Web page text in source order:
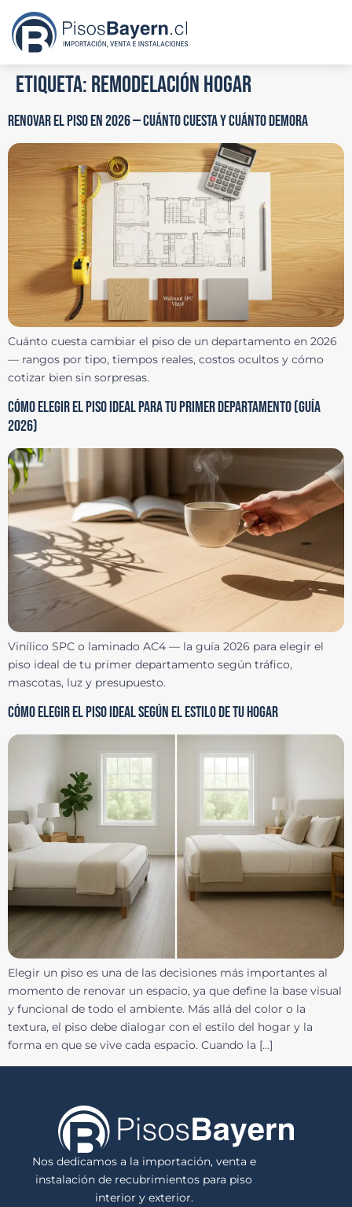
Etiqueta:remodelación hogar
RENOVAR EL PISO EN 2026 — CUÁNTO CUESTA Y CUÁNTO DEMORA
Cuánto cuesta cambiar el piso de un departamento en 2026
— rangos por tipo, tiempos reales, costos ocultos y cómo
cotizar bien sin sorpresas.
CÓMO ELEGIR EL PISO IDEAL PARA TU PRIMER DEPARTAMENTO (GUÍA
2026)
Vinílico SPC o laminado AC4 — la guía 2026 para elegir el
piso ideal de tu primer departamento según tráfico,
mascotas, luz y presupuesto.
CÓMO ELEGIR EL PISO IDEAL SEGÚN EL ESTILO DE TU HOGAR
Elegir un piso es una de las decisiones más importantes al
momento de renovar un espacio, ya que define la base visual
y funcional de todo el ambiente. Más allá del color o la
textura, el piso debe dialogar con el estilo del hogar y la
forma en que se vive cada espacio. Cuando la […]
Nos dedicamos a la importación, venta e
instalación de recubrimientos para piso
interior y exterior.